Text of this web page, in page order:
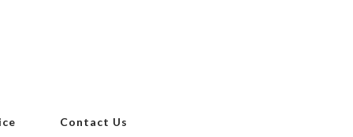
Contact Us